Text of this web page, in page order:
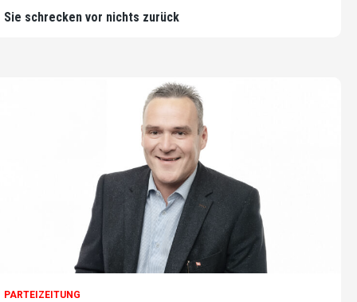
Sie schrecken vor nichts zurück
PARTEIZEITUNG